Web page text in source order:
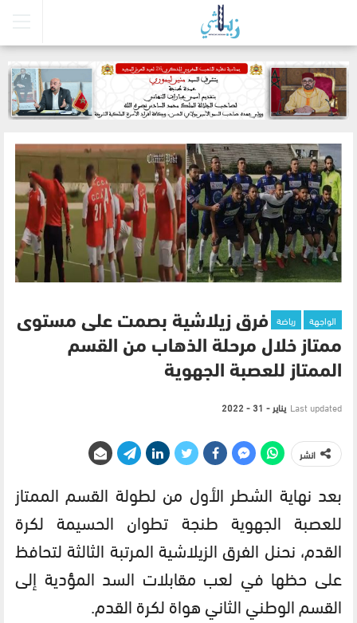
الواجهة رياضة فرق زيلاشية بصمت على مستوى
ممتاز خلال مرحلة الذهاب من القسم
الممتاز للعصبة الجهوية
Last updated يناير - 31 - 2022
انشر
بعد نهاية الشطر الأول من لطولة القسم الممتاز
للعصبة الجهوية طنجة تطوان الحسيمة لكرة
القدم، نحنل الفرق الزيلاشية المرتبة الثالثة لتحافظ
على حظها في لعب مقابلات السد المؤدية إلى
القسم الوطني الثاني هواة لكرة القدم.